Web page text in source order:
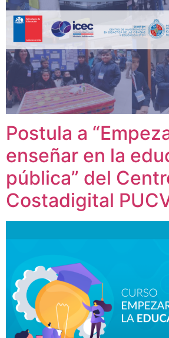
Postula a
enseñar en la
pública” del
Costadigital